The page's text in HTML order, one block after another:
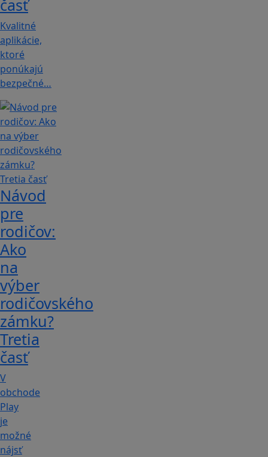
časť
Kvalitné
aplikácie,
ktoré
ponúkajú
bezpečné…
Návod
pre
rodičov:
Ako
na
výber
rodičovského
zámku?
Tretia
časť
V
obchode
Play
je
možné
nájsť